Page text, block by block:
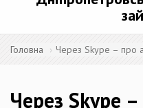
Головна Через Skype – про
Через Skype